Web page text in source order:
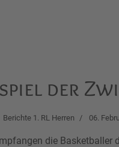
der
Berichte 1. RL Herren 06.
die Basketballer